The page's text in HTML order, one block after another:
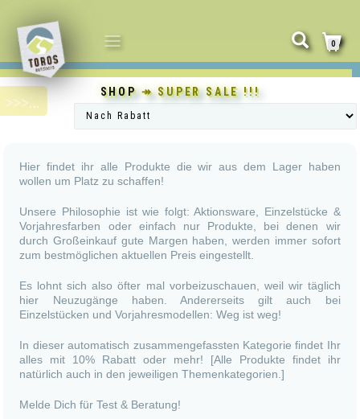
NAVIGATION
UMSCHALTEN
0
SHOP↠ SUPER SALE !!!
Hier findet ihr alle Produkte die wir aus dem Lager haben
wollen um Platz zu schaffen!
Unsere Philosophie ist wie folgt: Aktionsware, Einzelstücke &
Vorjahresfarben oder einfach nur Produkte, bei denen wir
durch Großeinkauf gute Margen haben, werden immer sofort
zum bestmöglichen aktuellen Preis eingestellt.
Es lohnt sich also öfter mal vorbeizuschauen, weil wir täglich
hier Neuzugänge haben. Andererseits gilt auch bei
Einzelstücken und Vorjahresmodellen: Weg ist weg!
In dieser automatisch zusammengefassten Kategorie findet Ihr
alles mit 10% Rabatt oder mehr! [Alle Produkte findet ihr
natürlich auch in den jeweiligen Themenkategorien.]
Melde Dich für Test & Beratung!